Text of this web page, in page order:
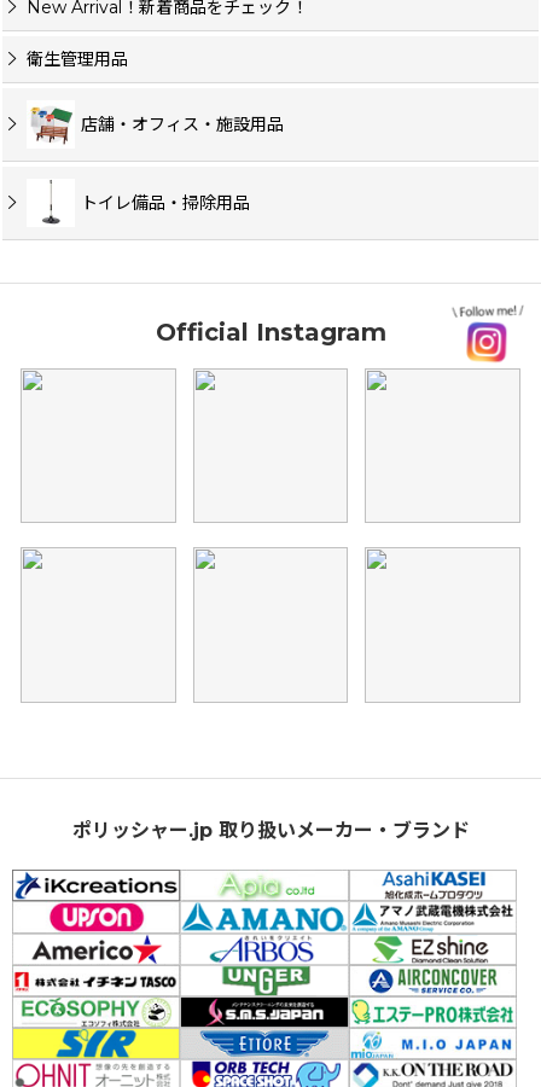
New Arrival！新着商品をチェック！
衛生管理用品
店舗・オフィス・施設用品
トイレ備品・掃除用品
Official Instagram
ポリッシャー.jp 取り扱いメーカー・ブランド